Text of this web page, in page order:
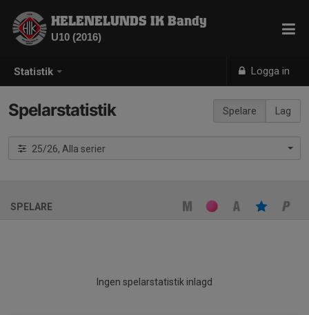
Statistik Logga in
HELENELUNDS IK Bandy
U10 (2016)
Spelare Lag
Spelarstatistik
25/26, Alla serier
SPELARE
Ingen spelarstatistik inlagd